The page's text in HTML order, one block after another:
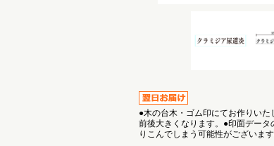
●木の台木・ゴム印にてお作りい
前後大きくなります。●印面デー
りこんでしまう可能性がございま